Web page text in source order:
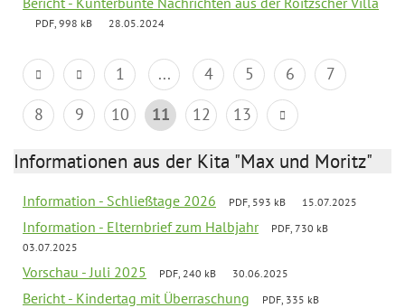
PDF, 998 kB 28.05.2024
1 ... 4 5 6
7
8
9 10 11 12 13
Informationen aus der Kita "Max und Moritz"
Information - Schließtage 2026 PDF, 593 kB 15.07.2025
Information - Elternbrief zum Halbjahr
PDF, 730 kB
03.07.2025
Vorschau - Juli 2025 PDF, 240 kB 30.06.2025
Bericht - Kindertag mit Überraschung
PDF, 335 kB